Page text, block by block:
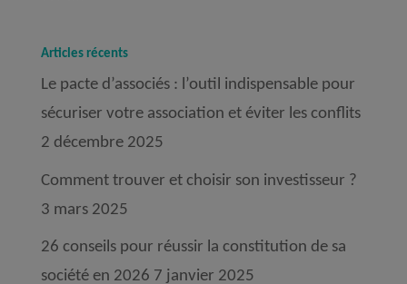
Articles récents
Le pacte d’associés : l’outil indispensable pour
sécuriser votre association et éviter les conflits
2 décembre 2025
Comment trouver et choisir son investisseur ?
3 mars 2025
26 conseils pour réussir la constitution de sa
société en 2026 7 janvier 2025